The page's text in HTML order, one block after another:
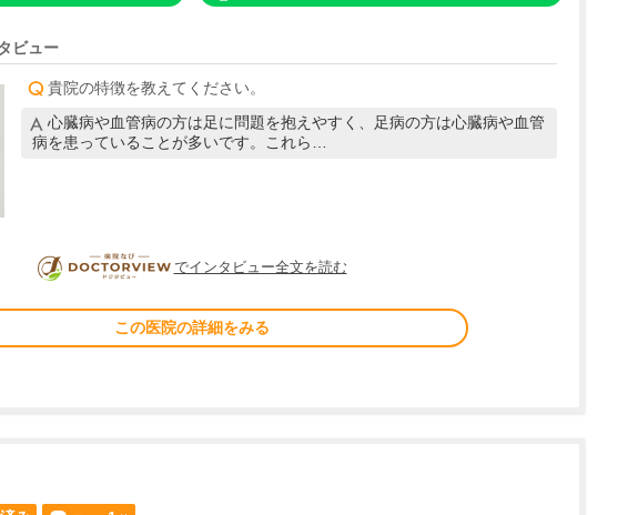
ビュー
貴院の特徴を教えてください。
心臓病や血管病の方は足に問題を抱えやすく、足病の方は心臓病や血管
病を患っていることが多いです。これら…
DOCTORVIEW
でインタビュー全文を読む
この医院の詳細をみる